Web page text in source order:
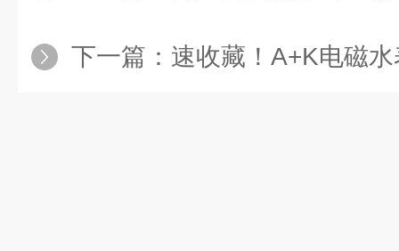
下一篇： 速收藏！A+K电磁水表